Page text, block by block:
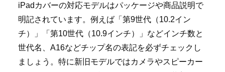
iPadカバーの対応モデルはパッケージや商品説明で
明記されています。例えば「第9世代（10.2イン
チ）」「第10世代（10.9インチ）」などインチ数と
世代名、A16などチップ名の表記を必ずチェックし
ましょう。特に新旧モデルではカメラやスピーカー